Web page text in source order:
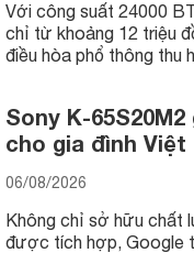
Với công suất 24000
chỉ từ khoảng 12 triệu
điều hòa phổ thông thu
Sony K-
cho gia đình Việt
06/08/2026
Không chỉ sở hữu chất
được tích hợp, Google